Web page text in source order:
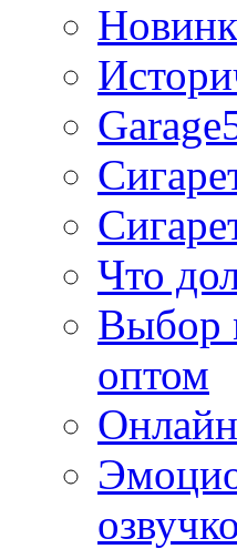
Что
Выбор
оптом